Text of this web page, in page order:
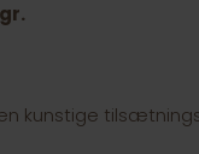
kunstige